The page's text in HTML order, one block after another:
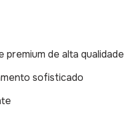
de alta qualidade
sofisticado